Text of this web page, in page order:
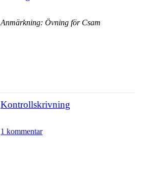
Anmärkning: Övning för Csam
Kontrollskrivning
1 kommentar